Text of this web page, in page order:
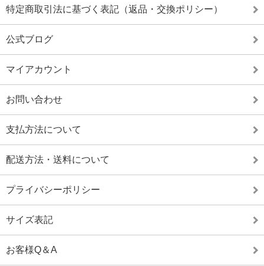
特定商取引法に基づく表記（返品・交換ポリシー）
公式ブログ
マイアカウント
お問い合わせ
支払方法について
配送方法・送料について
プライバシーポリシー
サイズ表記
お客様Q＆A